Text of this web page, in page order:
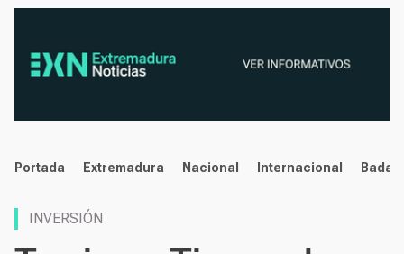
noticias
Portada Extremadura Nacional Internacional
INVERSIÓN